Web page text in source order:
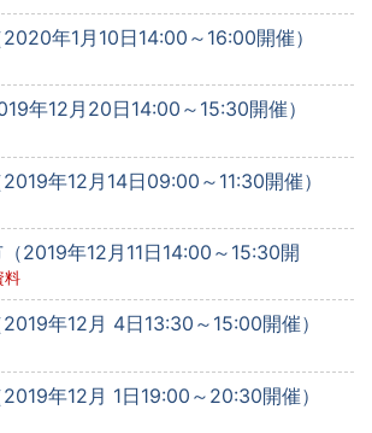
年1月10日14:00～16:00開催）
年12月20日14:00～15:30開催）
年12月14日09:00～11:30開催）
2019年12月11日14:00～15:30開
料
年12月 4日13:30～15:00開催）
年12月 1日19:00～20:30開催）